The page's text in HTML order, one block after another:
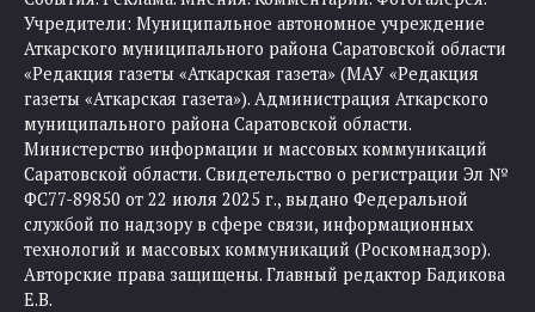
Учредители: Муниципальное автономное учреждение
Аткарского муниципального района Саратовской области
«Редакция газеты «Аткарская газета» (МАУ «Редакция
газеты «Аткарская газета»). Администрация Аткарского
муниципального района Саратовской области.
Министерство информации и массовых коммуникаций
Саратовской области. Свидетельство о регистрации Эл №
ФС77-89850 от 22 июля 2025 г., выдано Федеральной
службой по надзору в сфере связи, информационных
технологий и массовых коммуникаций (Роскомнадзор).
Авторские права защищены. Главный редактор Бадикова
Е.В.